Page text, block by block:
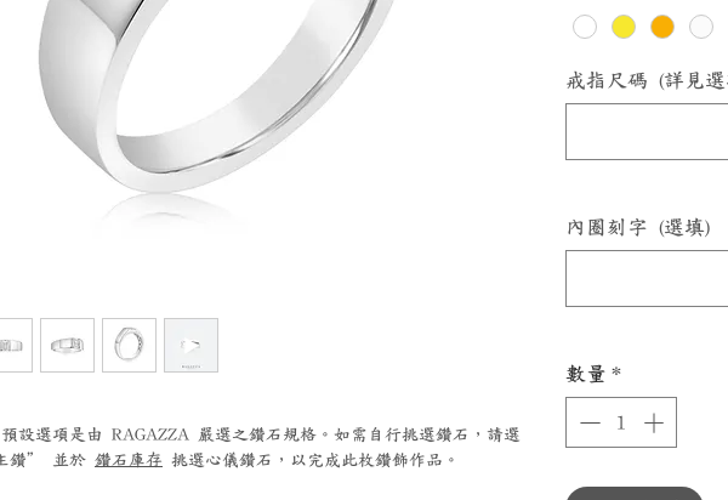
設選項是由 RAGAZZA 嚴選之鑽石規格。如需自行挑選鑽石，請選
鑽” 並於 鑽石庫存 挑選心儀鑽石，以完成此枚鑽飾作品。
戒指尺碼 (詳見
內圈刻字 (選填)
數量 *